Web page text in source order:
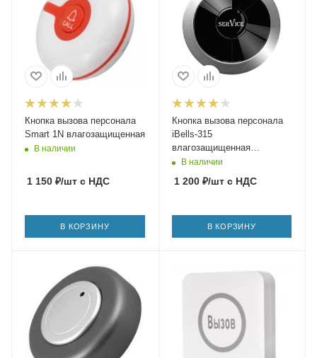
Кнопка вызова персонала
Smart 1N влагозащищенная
В наличии
1 150 ₽/шт с НДС
В КОРЗИНУ
Кнопка вызова персонала
iBells-315
влагозащищенная
(серебро)
В наличии
1 200₽/штс НДС
В КОРЗИНУ